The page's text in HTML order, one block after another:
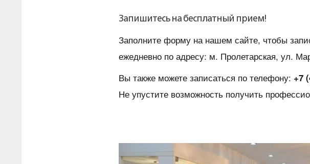
Запишитесь на бесплатный прием!
Заполните форму на нашем сайте, чтобы
ежедневно по адресу: м. Пролетарская, ул.
Вы также можете записаться по телефону: +7
Не упустите возможность получить